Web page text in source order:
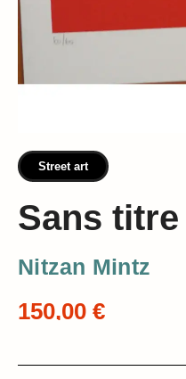
Street art
Sans titre
Nitzan Mintz
150,00 €